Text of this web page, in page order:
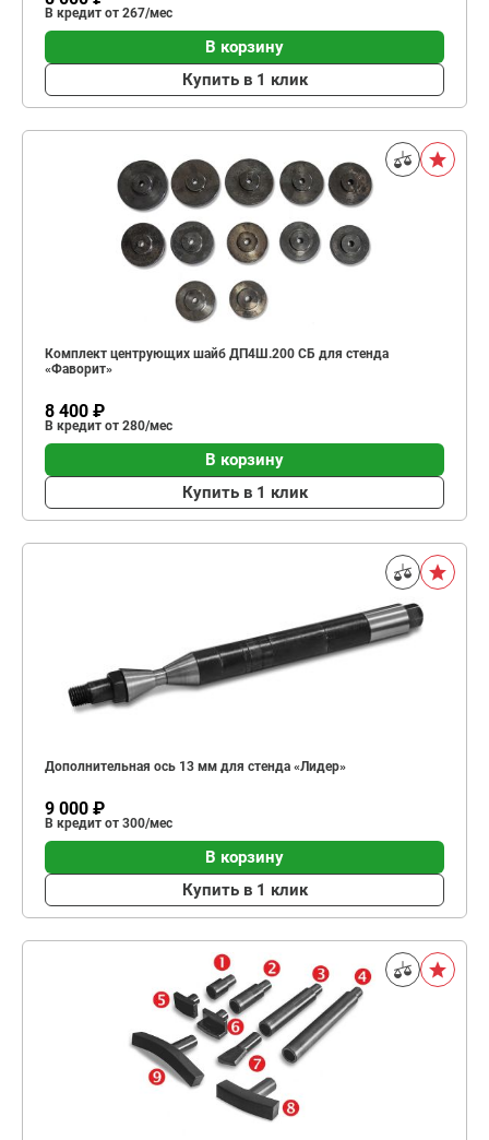
В кредит от 267/мес
В корзину
Купить в 1 клик
Комплект центрующих шайб ДП4Ш.200 СБ для стенда
«Фаворит»
8 400 ₽
В кредит от 280/мес
В корзину
Купить в 1 клик
Дополнительная ось 13 мм для стенда «Лидер»
9 000 ₽
В кредит от 300/мес
В корзину
Купить в 1 клик